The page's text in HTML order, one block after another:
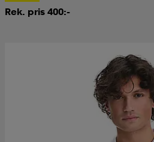
Rek. pris 400:-